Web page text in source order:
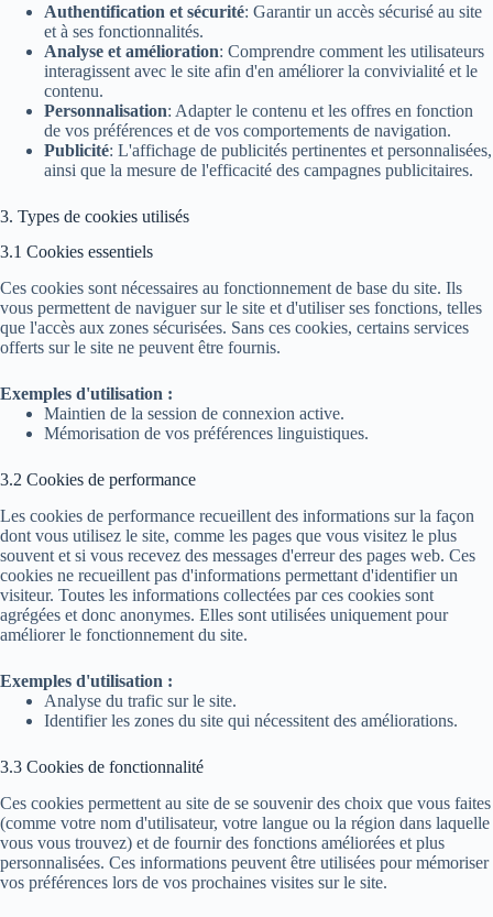
Authentification et sécurité: Garantir un accès sécurisé au site
et à ses fonctionnalités.
Analyse et amélioration: Comprendre comment les utilisateurs
interagissent avec le site afin d'en améliorer la convivialité et le
contenu.
Personnalisation: Adapter le contenu et les offres en fonction
de vos préférences et de vos comportements de navigation.
Publicité: L'affichage de publicités pertinentes et personnalisées,
ainsi que la mesure de l'efficacité des campagnes publicitaires.
3. Types de cookies utilisés
3.1 Cookies essentiels
Ces cookies sont nécessaires au fonctionnement de base du site. Ils
vous permettent de naviguer sur le site et d'utiliser ses fonctions, telles
que l'accès aux zones sécurisées. Sans ces cookies, certains services
offerts sur le site ne peuvent être fournis.
Exemples d'utilisation :
Maintien de la session de connexion active.
Mémorisation de vos préférences linguistiques.
3.2 Cookies de performance
Les cookies de performance recueillent des informations sur la façon
dont vous utilisez le site, comme les pages que vous visitez le plus
souvent et si vous recevez des messages d'erreur des pages web. Ces
cookies ne recueillent pas d'informations permettant d'identifier un
visiteur. Toutes les informations collectées par ces cookies sont
agrégées et donc anonymes. Elles sont utilisées uniquement pour
améliorer le fonctionnement du site.
Exemples d'utilisation :
Analyse du trafic sur le site.
Identifier les zones du site qui nécessitent des améliorations.
3.3 Cookies de fonctionnalité
Ces cookies permettent au site de se souvenir des choix que vous faites
(comme votre nom d'utilisateur, votre langue ou la région dans laquelle
vous vous trouvez) et de fournir des fonctions améliorées et plus
personnalisées. Ces informations peuvent être utilisées pour mémoriser
vos préférences lors de vos prochaines visites sur le site.